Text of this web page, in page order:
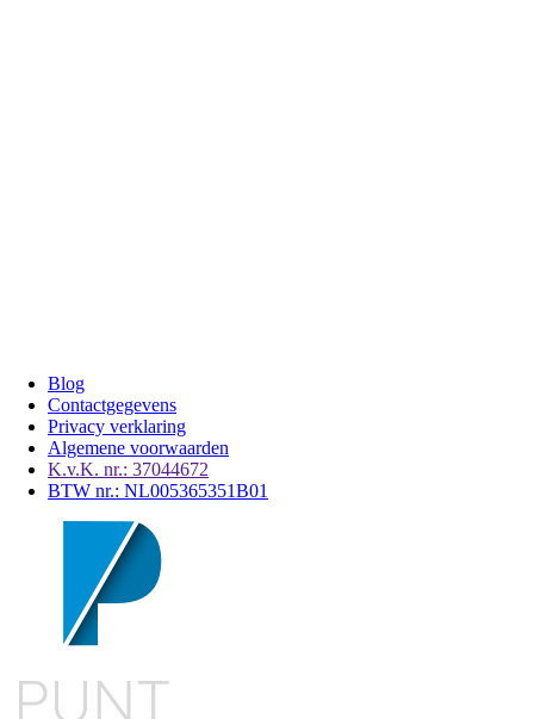
Blog
Contactgegevens
Privacy verklaring
Algemene voorwaarden
K.v.K. nr.: 37044672
BTW nr.: NL005365351B01